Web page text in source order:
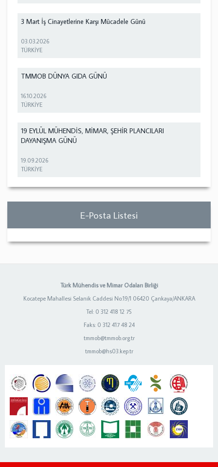
3 Mart İş Cinayetlerine Karşı Mücadele Günü
03.03.2026
TÜRKİYE
TMMOB DÜNYA GIDA GÜNÜ
16.10.2026
TÜRKİYE
19 EYLÜL MÜHENDİS, MİMAR, ŞEHİR PLANCILARI
DAYANIŞMA GÜNÜ
19.09.2026
TÜRKİYE
E-Posta Listesi
Türk Mühendis ve Mimar Odaları Birliği
Kocatepe Mahallesi Selanik Caddesi No:19/1 06420 Çankaya/ANKARA
Tel: 0 312 418 12 75
Faks: 0 312 417 48 24
tmmob@tmmob.org.tr
tmmob@hs03.kep.tr